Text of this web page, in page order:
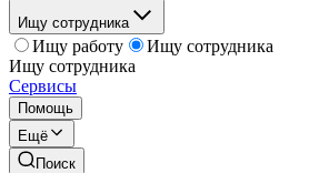
Ищу сотрудника
Ищу работу
Ищу сотрудника
Ищу сотрудника
Сервисы
Помощь
Ещё
Поиск